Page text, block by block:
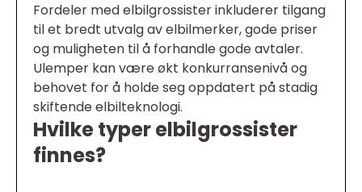
Fordeler med elbilgrossister inkluderer tilgang
til et bredt utvalg av elbilmerker, gode priser
og muligheten til å forhandle gode avtaler.
Ulemper kan være økt konkurransenivå og
behovet for å holde seg oppdatert på stadig
skiftende elbilteknologi.
Hvilke typer elbilgrossister
finnes?